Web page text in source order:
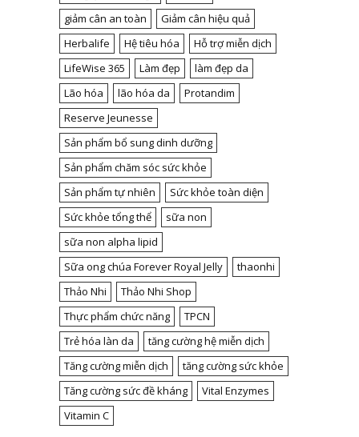
giảm cân an toàn
Giảm cân hiệu quả
Herbalife
Hệ tiêu hóa
Hỗ trợ miễn dịch
LifeWise 365
Làm đẹp
làm đẹp da
Lão hóa
lão hóa da
Protandim
Reserve Jeunesse
Sản phẩm bổ sung dinh dưỡng
Sản phẩm chăm sóc sức khỏe
Sản phẩm tự nhiên
Sức khỏe toàn diện
Sức khỏe tổng thể
sữa non
sữa non alpha lipid
Sữa ong chúa Forever Royal Jelly
thaonhi
Thảo Nhi
Thảo Nhi Shop
Thực phẩm chức năng
TPCN
Trẻ hóa làn da
tăng cường hệ miễn dịch
Tăng cường miễn dịch
tăng cường sức khỏe
Tăng cường sức đề kháng
Vital Enzymes
Vitamin C